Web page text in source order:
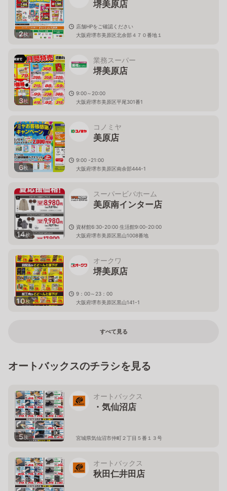
2枚
堺美原店
店舗HPをご確認ください
大阪府堺市美原区北余部４７０番地１
3枚
業務スーパー
堺美原店
9:00～20:00
大阪府堺市美原区平尾301番1
6枚
コノミヤ
美原店
9:00 -21:00
大阪府堺市美原区南余部444-1
14枚
スーパービバホーム
美原南インター店
資材館6:30-20:00 生活館9:00-20:00
大阪府堺市美原区黒山1008番地
10枚
オークワ
堺美原店
9：00～23：00
大阪府堺市美原区黒山141-1
すべて見る
オートバックスのチラシを見る
5枚
オートバックス
・気仙沼店
宮城県気仙沼市仲町２丁目５番１３号
オートバックス
秋田仁井田店